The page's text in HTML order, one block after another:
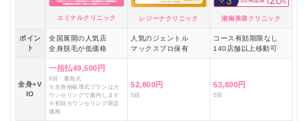
エミナルクリニック レジーナクリニック 湘南美容クリニック
ポイン
ト
全国展開の人気店
全身脱毛が低価格
人気のジェントル
マックスプロ保有
コース有効期限なし
140店舗以上移動可
全身+V
IO
一括払49,500円
6回・蓄熱式
※全身熱破壊式プランはカ
ウンセリングで案内します
※初回カウンセリング限定
価格
52,800円
5回
53,800円
5回